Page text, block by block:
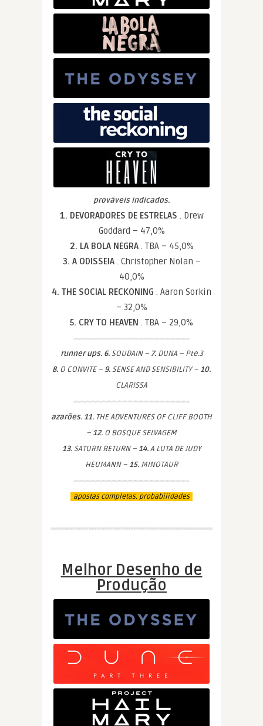
prováveis indicados.
1. DEVORADORES DE ESTRELAS . Drew
Goddard – 47,0%
2. LA BOLA NEGRA . TBA – 45,0%
3. A ODISSEIA . Christopher Nolan –
40,0%
4. THE SOCIAL RECKONING . Aaron Sorkin
– 32,0%
5. CRY TO HEAVEN . TBA – 29,0%
runner ups. 6.SOUDAIN – 7.DUNA – Pte.3
8. O CONVITE – 9.SENSE AND SENSIBILITY – 10.
CLARISSA
azarões. 11. THE ADVENTURES OF CLIFF BOOTH
– 12. O BOSQUE SELVAGEM
13.SATURN RETURN – 14.A LUTA DE JUDY
HEUMANN – 15. MINOTAUR
apostas completas. probabilidades
Melhor Desenho de
Produção